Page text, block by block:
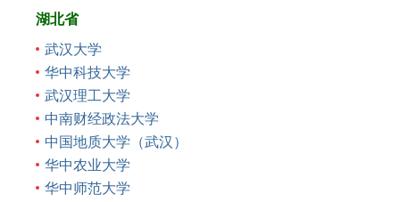
湖北省
武汉大学
华中科技大学
武汉理工大学
中南财经政法大学
中国地质大学（武汉）
华中农业大学
华中师范大学